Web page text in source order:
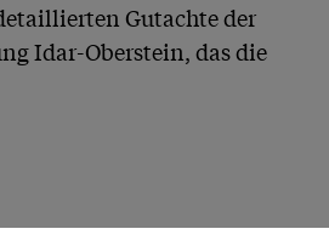
Gutachte der
Idar-Oberstein, das die